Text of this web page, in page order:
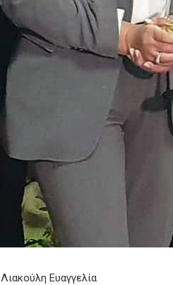
Λιακούλη Ευαγγελία